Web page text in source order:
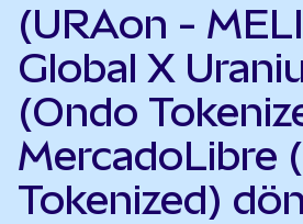
(URAon -
Global X
(Ondo
MercadoLibre
Tokenized)